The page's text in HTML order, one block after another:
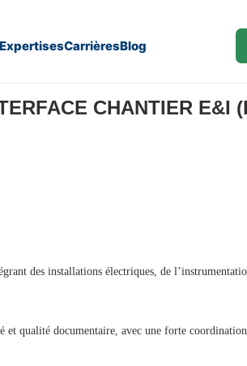
ExpertisesCarrièresBlog
CHANTIER E&I
des installations électriques, de
qualité documentaire, avec une forte